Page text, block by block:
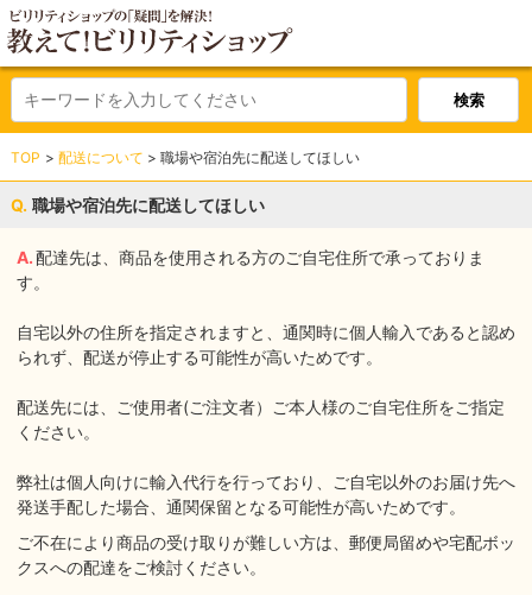
TOP 配送について 職場や宿泊先に配送してほしい
職場や宿泊先に配送してほしい
配達先は、商品を使用される方のご自宅住所で承っておりま
す。
自宅以外の住所を指定されますと、通関時に個人輸入であると認め
られず、配送が停止する可能性が高いためです。
配送先には、ご使用者(ご注文者）ご本人様のご自宅住所をご指定
ください。
弊社は個人向けに輸入代行を行っており、ご自宅以外のお届け先へ
発送手配した場合、通関保留となる可能性が高いためです。
ご不在により商品の受け取りが難しい方は、郵便局留めや宅配ボッ
クスへの配達をご検討ください。